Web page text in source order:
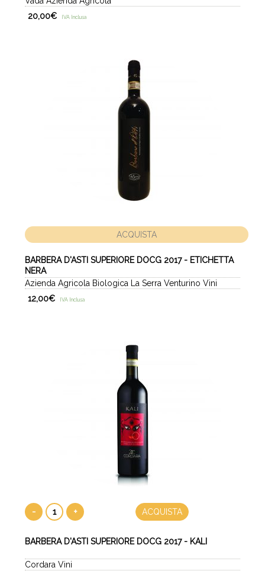
20,00€ IVA Inclusa
ACQUISTA
BARBERA D'ASTI SUPERIORE DOCG 2017 - ETICHETTA
NERA
Azienda Agricola Biologica La Serra Venturino Vini
12,00€ IVA Inclusa
- + ACQUISTA
BARBERA D'ASTI SUPERIORE DOCG 2017 - KALI
Cordara Vini